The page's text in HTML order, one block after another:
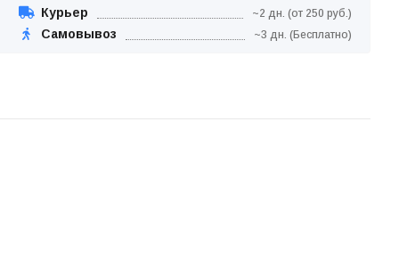
Курьер ~2 дн. (от 250 руб.)
Самовывоз ~3 дн. (Бесплатно)